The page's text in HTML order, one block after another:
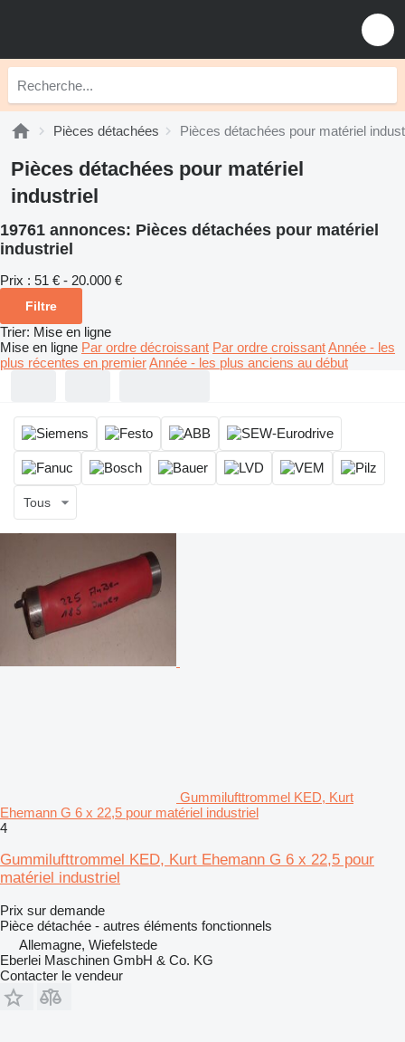
Pièces détachées Pièces détachées pour matériel
Pièces détachées pour matériel
industriel
19761 annonces: Pièces détachées pour matériel
industriel
Prix : 51 € - 20.000 €
Filtre
Trier: Mise en ligne
Mise en ligne Par ordre décroissant Par ordre croissantAnnée - les
plus récentes en premierAnnée - les plus anciens au début
Tous
Gummilufttrommel KED, Kurt
Ehemann G 6 x 22,5 pour matériel industriel
4
Gummilufttrommel KED, Kurt Ehemann G 6 x 22,5 pour
matériel industriel
Prix sur demande
Pièce détachée - autres éléments fonctionnels
Allemagne, Wiefelstede
Eberlei Maschinen GmbH & Co. KG
Contacter le vendeur